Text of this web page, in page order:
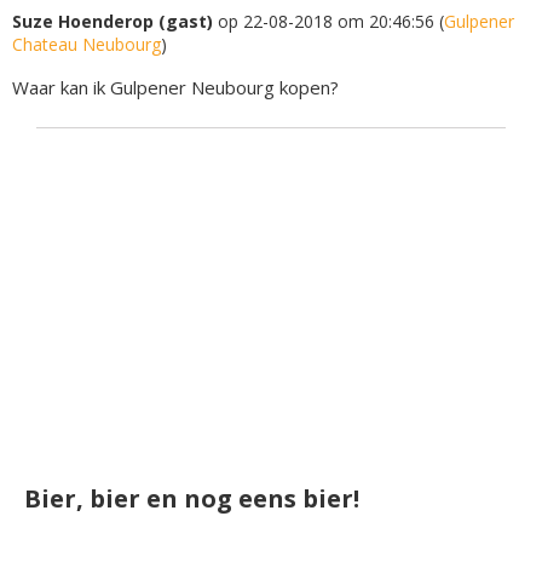
Suze Hoenderop (gast) op 22-08-2018 om 20:46:56 (Gulpener
Chateau Neubourg)
Waar kan ik Gulpener Neubourg kopen?
Bier, bier en nog eens bier!